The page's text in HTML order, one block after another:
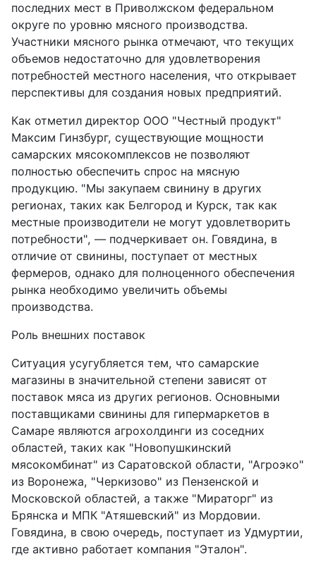
последних мест в Приволжском федеральном
округе по уровню мясного производства.
Участники мясного рынка отмечают, что текущих
объемов недостаточно для удовлетворения
потребностей местного населения, что открывает
перспективы для создания новых предприятий.
Как отметил директор ООО "Честный продукт"
Максим Гинзбург, существующие мощности
самарских мясокомплексов не позволяют
полностью обеспечить спрос на мясную
продукцию. "Мы закупаем свинину в других
регионах, таких как Белгород и Курск, так как
местные производители не могут удовлетворить
потребности", — подчеркивает он. Говядина, в
отличие от свинины, поступает от местных
фермеров, однако для полноценного обеспечения
рынка необходимо увеличить объемы
производства.
Роль внешних поставок
Ситуация усугубляется тем, что самарские
магазины в значительной степени зависят от
поставок мяса из других регионов. Основными
поставщиками свинины для гипермаркетов в
Самаре являются агрохолдинги из соседних
областей, таких как "Новопушкинский
мясокомбинат" из Саратовской области, "Агроэко"
из Воронежа, "Черкизово" из Пензенской и
Московской областей, а также "Мираторг" из
Брянска и МПК "Атяшевский" из Мордовии.
Говядина, в свою очередь, поступает из Удмуртии,
где активно работает компания "Эталон".